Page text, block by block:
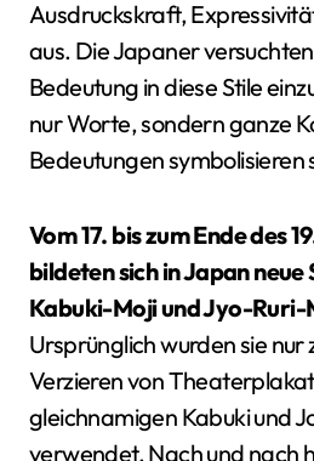
Ausdruckskraft,
aus. Die Japaner
Bedeutung in diese Stile
nur Worte, sondern ganze
Bedeutungen symbolisieren
Vom 17. bis zum Ende des
bildeten sich in Japan neue
Kabuki-Moji und Jyo-Ruri-
Ursprünglich wurden sie nur
Verzieren von
gleichnamigen Kabuki und
verwendet. Nach und nach